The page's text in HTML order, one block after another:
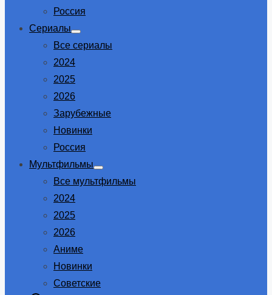
Россия
Сериалы
Show
sub
Все сериалы
2024
2025
2026
Зарубежные
Новинки
Россия
Мультфильмы
Show
sub
Все мультфильмы
2024
2025
2026
Аниме
Новинки
Советские